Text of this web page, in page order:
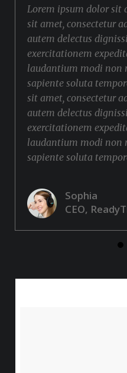
Lorem ipsum dolor sit
sit amet, consectetur
autem delectus
exercitationem
laudantium modi non
sapiente soluta
sit amet, consectetur
autem delectus
exercitationem
laudantium modi non
sapiente soluta
Sophia
CEO,